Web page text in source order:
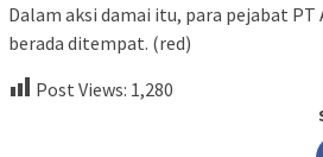
Dalam aksi damai itu, para pejabat
berada ditempat. (red)
Post Views: 1,280